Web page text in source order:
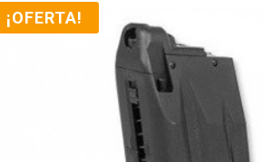
¡OFERTA!